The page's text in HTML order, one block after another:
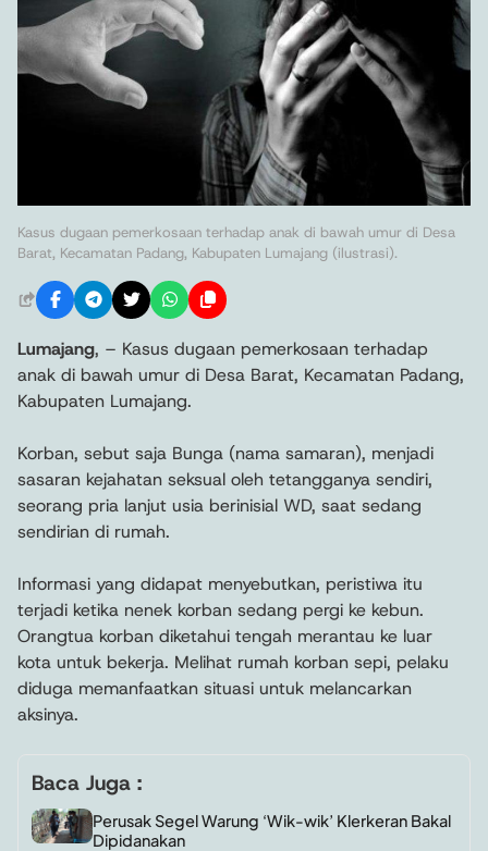
Kasus dugaan pemerkosaan terhadap anak di bawah umur di Desa
Barat, Kecamatan Padang, Kabupaten Lumajang (ilustrasi).
Lumajang, – Kasus dugaan pemerkosaan terhadap
anak di bawah umur di Desa Barat, Kecamatan Padang,
Kabupaten Lumajang.
Korban, sebut saja Bunga (nama samaran), menjadi
sasaran kejahatan seksual oleh tetangganya sendiri,
seorang pria lanjut usia berinisial WD, saat sedang
sendirian di rumah.
Informasi yang didapat menyebutkan, peristiwa itu
terjadi ketika nenek korban sedang pergi ke kebun.
Orangtua korban diketahui tengah merantau ke luar
kota untuk bekerja. Melihat rumah korban sepi, pelaku
diduga memanfaatkan situasi untuk melancarkan
aksinya.
Baca Juga :
Perusak Segel Warung ‘Wik-wik’ Klerkeran Bakal
Dipidanakan